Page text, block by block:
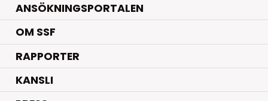
ANSÖKNINGSPORTALEN
OM SSF
RAPPORTER
KANSLI